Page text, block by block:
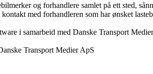
og forhandlere samlet på ett sted,
med forhandleren som har ønsket
i samarbeid med Danske Transport
Transport Medier ApS